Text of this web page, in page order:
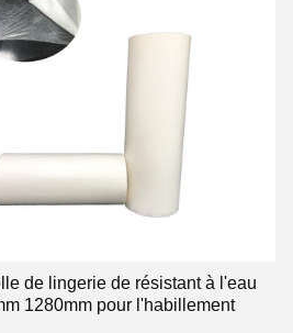
de lingerie de résistant à l'eau
1280mm pour l'habillement